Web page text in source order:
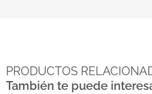
PRODUCTOS
También te puede